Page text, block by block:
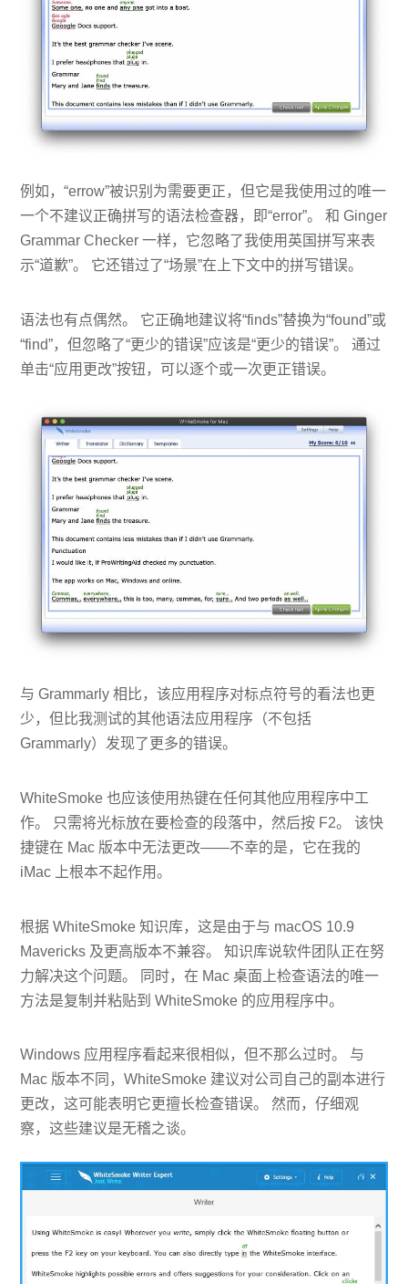
例如，“errow”被识别为需要更正，但它是我使用过的唯一
一个不建议正确拼写的语法检查器，即“error”。 和 Ginger
Grammar Checker 一样，它忽略了我使用英国拼写来表
示“道歉”。 它还错过了“场景”在上下文中的拼写错误。
语法也有点偶然。 它正确地建议将“finds”替换为“found”或
“find”，但忽略了“更少的错误”应该是“更少的错误”。 通过
单击“应用更改”按钮，可以逐个或一次更正错误。
与 Grammarly 相比，该应用程序对标点符号的看法也更
少，但比我测试的其他语法应用程序（不包括
Grammarly）发现了更多的错误。
WhiteSmoke 也应该使用热键在任何其他应用程序中工
作。 只需将光标放在要检查的段落中，然后按 F2。 该快
捷键在 Mac 版本中无法更改——不幸的是，它在我的
iMac 上根本不起作用。
根据 WhiteSmoke 知识库，这是由于与 macOS 10.9
Mavericks 及更高版本不兼容。 知识库说软件团队正在努
力解决这个问题。 同时，在 Mac 桌面上检查语法的唯一
方法是复制并粘贴到 WhiteSmoke 的应用程序中。
Windows 应用程序看起来很相似，但不那么过时。 与
Mac 版本不同，WhiteSmoke 建议对公司自己的副本进行
更改，这可能表明它更擅长检查错误。 然而，仔细观
察，这些建议是无稽之谈。